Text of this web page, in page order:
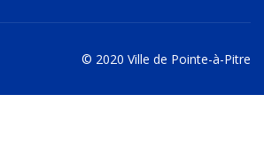
© 2020 Ville de Pointe-à-Pitre